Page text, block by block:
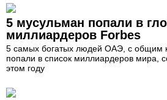
5 мусульман попали в
миллиардеров Forbes
5 самых богатых людей ОАЭ, с общим
попали в список миллиардеров мира,
этом году